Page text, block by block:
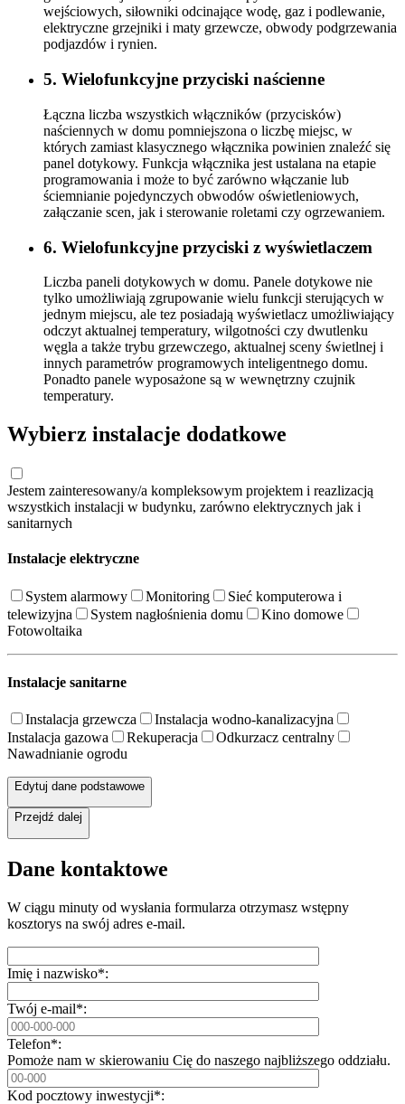
wejściowych, siłowniki odcinające wodę, gaz i podlewanie,
elektryczne grzejniki i maty grzewcze, obwody podgrzewania
podjazdów i rynien.
5. Wielofunkcyjne przyciski naścienne
Łączna liczba wszystkich włączników (przycisków)
naściennych w domu pomniejszona o liczbę miejsc, w
których zamiast klasycznego włącznika powinien znaleźć się
panel dotykowy. Funkcja włącznika jest ustalana na etapie
programowania i może to być zarówno włączanie lub
ściemnianie pojedynczych obwodów oświetleniowych,
załączanie scen, jak i sterowanie roletami czy ogrzewaniem.
6. Wielofunkcyjne przyciski z wyświetlaczem
Liczba paneli dotykowych w domu. Panele dotykowe nie
tylko umożliwiają zgrupowanie wielu funkcji sterujących w
jednym miejscu, ale tez posiadają wyświetlacz umożliwiający
odczyt aktualnej temperatury, wilgotności czy dwutlenku
węgla a także trybu grzewczego, aktualnej sceny świetlnej i
innych parametrów programowych inteligentnego domu.
Ponadto panele wyposażone są w wewnętrzny czujnik
temperatury.
Wybierz instalacje dodatkowe
Jestem zainteresowany/a kompleksowym projektem i reazlizacją
wszystkich instalacji w budynku, zarówno elektrycznych jak i
sanitarnych
Instalacje elektryczne
System alarmowy Monitoring
Sieć komputerowa i
telewizyjna
System nagłośnienia domu
Kino domowe
Fotowoltaika
Instalacje sanitarne
Instalacja grzewcza
Instalacja wodno-kanalizacyjna
Instalacja gazowa
Rekuperacja
Odkurzacz centralny
Nawadnianie ogrodu
Edytuj dane podstawowe
Przejdź dalej
Dane kontaktowe
W ciągu minuty od wysłania formularza otrzymasz wstępny
kosztorys na swój adres e-mail.
Imię i nazwisko*:
Twój e-mail*:
Telefon*:
Pomoże nam w skierowaniu Cię do naszego najbliższego oddziału.
Kod pocztowy inwestycji*: